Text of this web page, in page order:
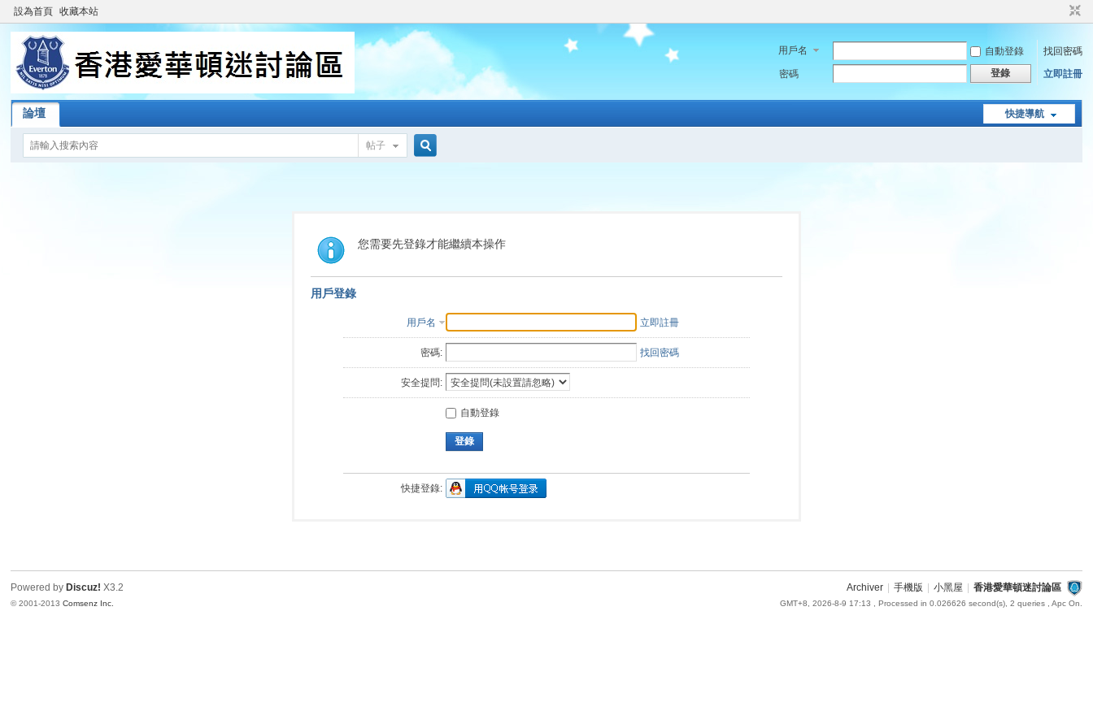
設為首頁 收藏本站
用戶名 自動登錄
找回密碼
密碼
登錄 立即註冊
快捷導航
論壇
帖子
索
您需要先登錄才能繼續本操作
用戶登錄
用戶名 立即註冊
密碼: 找回密碼
安全提問:
自動登錄
登錄
快捷登錄:
Archiver 手機版 小黑屋 香港愛華頓迷討論區
GMT+8, 2026-8-9 17:13 , Processed in 0.026626 second(s), 2 queries , Apc On.
Powered by Discuz! X3.2
© 2001-2013Comsenz Inc.